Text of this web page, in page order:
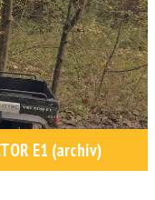
E1 (archív)